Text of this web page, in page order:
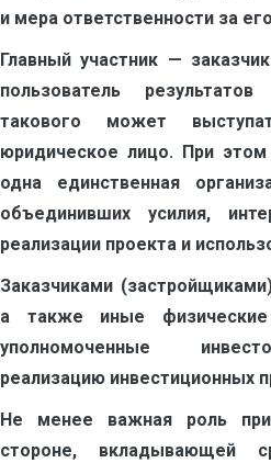
и мера ответственности за
Главный участник —
пользователь
такового может
юридическое лицо. При
одна единственная
объединивших усилия,
реализации проекта и
Заказчиками
а также иные
уполномоченные
реализацию инвестиционных
Не менее важная роль
стороне, вкладывающей